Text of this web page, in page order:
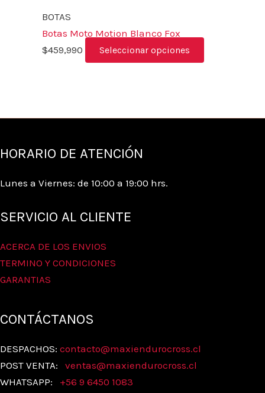
BOTAS
Botas Moto Motion Blanco Fox
$459,990 Seleccionar opciones
HORARIO DE ATENCIÓN
Lunes a Viernes: de 10:00 a 19:00 hrs.
SERVICIO AL CLIENTE
ACERCA DE LOS ENVIOS
TERMINO Y CONDICIONES
GARANTIAS
CONTÁCTANOS
DESPACHOS: contacto@maxiendurocross.cl
POST VENTA: ventas@maxiendurocross.cl
WHATSAPP: +56 9 6450 1083